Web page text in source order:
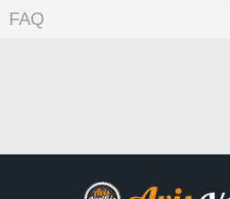
FAQ